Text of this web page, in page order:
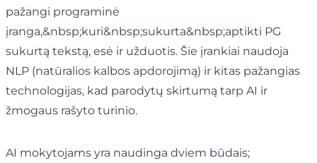
pažangi programinė
įranga,&nbsp;kuri&nbsp;sukurta&nbsp;aptikti PG
sukurtą tekstą, esė ir užduotis. Šie įrankiai naudoja
NLP (natūralios kalbos apdorojimą) ir kitas pažangias
technologijas, kad parodytų skirtumą tarp AI ir
žmogaus rašyto turinio.
AI mokytojams yra naudinga dviem būdais;